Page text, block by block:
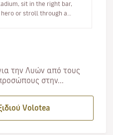
sit in the right bar,
or stroll through a
την Λυών από τους
στην...
Volotea